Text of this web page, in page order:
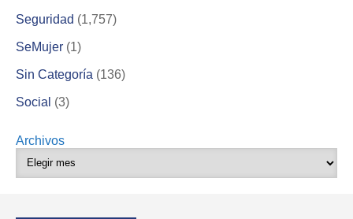
Seguridad (1,757)
SeMujer (1)
Sin Categoría (136)
Social (3)
Archivos